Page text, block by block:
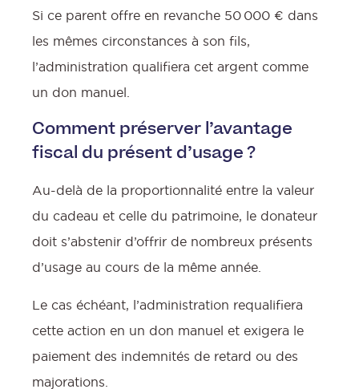
Si ce parent offre en revanche 50 000 € dans
les mêmes circonstances à son fils,
l’administration qualifiera cet argent comme
un don manuel.
Comment préserver l’avantage
fiscal du présent d’usage ?
Au-delà de la proportionnalité entre la valeur
du cadeau et celle du patrimoine, le donateur
doit s’abstenir d’offrir de nombreux présents
d’usage au cours de la même année.
Le cas échéant, l’administration requalifiera
cette action en un don manuel et exigera le
paiement des indemnités de retard ou des
majorations.